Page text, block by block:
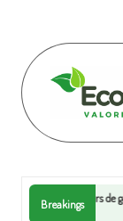
content
E
o
Breakings
de gaz en France :